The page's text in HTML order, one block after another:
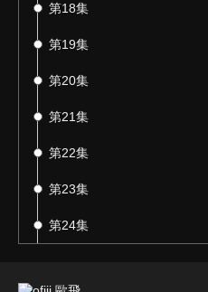
第18集
第19集
第20集
第21集
第22集
第23集
第24集